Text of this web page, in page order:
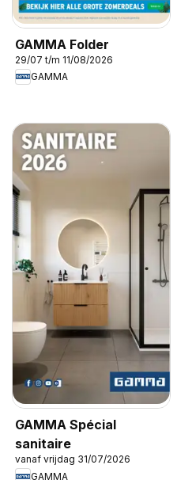
GAMMA Folder
29/07 t/m 11/08/2026
GAMMA
GAMMA Spécial
sanitaire
vanaf vrijdag 31/07/2026
GAMMA